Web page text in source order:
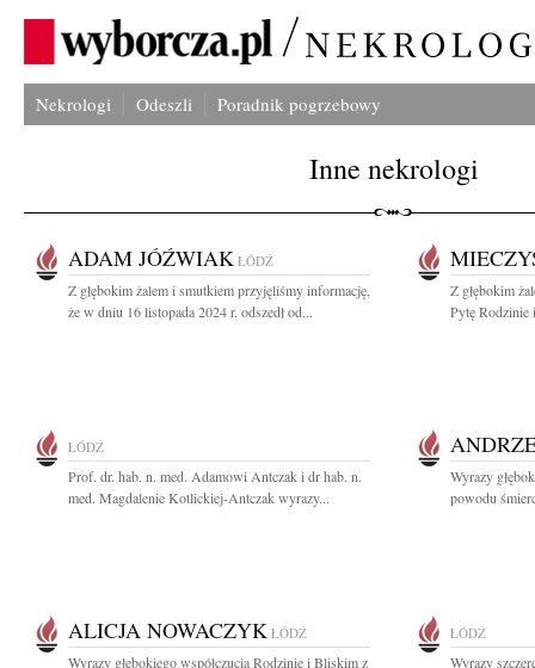
Nekrologi Odeszli Poradnik pogrzebowy
Inne nekrologi
ADAM JÓŹWIAK ŁÓDŹ
Z głębokim żalem i smutkiem przyjęliśmy informację,
że w dniu 16 listopada 2024 r. odszedł od...
Z głębokim
Pytę Rodzinie
ŁÓDŹ
Prof. dr. hab. n. med. Adamowi Antczak i dr hab. n.
med. Magdalenie Kotlickiej-Antczak wyrazy...
Wyrazy
powodu
ALICJA NOWACZYK ŁÓDŹ
Wyrazy głębokiego współczucia Rodzinie i Bliskim z
ŁÓDŹ
Wyrazy